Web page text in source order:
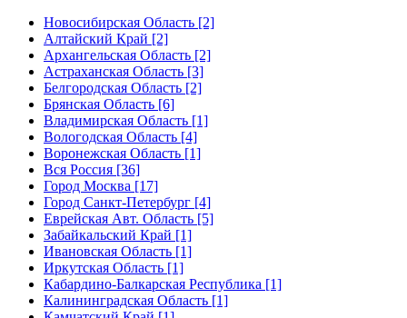
Новосибирская Область [2]
Алтайский Край [2]
Архангельская Область [2]
Астраханская Область [3]
Белгородская Область [2]
Брянская Область [6]
Владимирская Область [1]
Вологодская Область [4]
Воронежская Область [1]
Вся Россия [36]
Город Москва [17]
Город Санкт-Петербург [4]
Еврейская Авт. Область [5]
Забайкальский Край [1]
Ивановская Область [1]
Иркутская Область [1]
Кабардино-Балкарская Республика [1]
Калининградская Область [1]